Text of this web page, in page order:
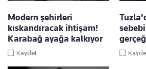
Modern şehirleri
kıskandıracak ihtişam!
Karabağ ayağa kalkıyor
Kaydet